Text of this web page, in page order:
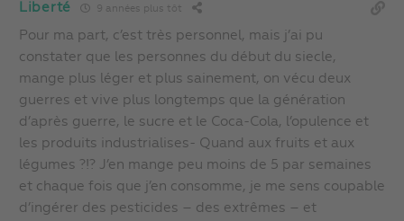
Liberté 9 années plus tôt
Pour ma part, c’est très personnel, mais j’ai pu
constater que les personnes du début du siecle,
mange plus léger et plus sainement, on vécu deux
guerres et vive plus longtemps que la génération
d’après guerre, le sucre et le Coca-Cola, l’opulence et
les produits industrialises- Quand aux fruits et aux
légumes ?!? J’en mange peu moins de 5 par semaines
et chaque fois que j’en consomme, je me sens coupable
d’ingérer des pesticides – des extrêmes – et